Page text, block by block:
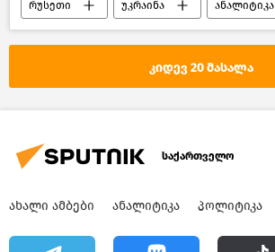
რუსეთი უკრაინა ანალიტიკა
დიდი ბრიტანეთი ნატო
კიდევ 20 მასალა
საქართველო
ᲐᲮᲐᲚᲘ ᲐᲛᲑᲔᲑᲘ ᲐᲜᲐᲚᲘᲢᲘᲙᲐ ᲞᲝᲚᲘᲢᲘᲙᲐ